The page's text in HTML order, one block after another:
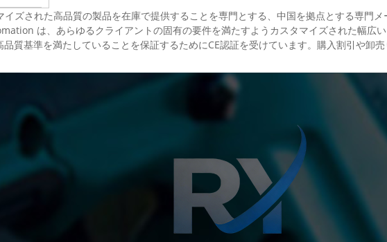
ズされた高品質の製品を在庫で提供することを専門とする、中国を拠点とする専門
は、あらゆるクライアントの固有の要件を満たすようカスタマイズされた幅広
質基準を満たしていることを保証するためにCE認証を受けています。購入割引や卸売